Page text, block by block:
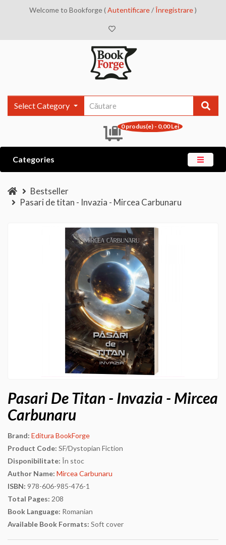
Welcome to Bookforge (Autentificare/Înregistrare)
Select Category
0 produs(e) - 0,00 Lei
Categories
Bestseller
Pasari de titan - Invazia - Mircea Carbunaru
Pasari De Titan - Invazia - Mircea
Carbunaru
Brand: Editura BookForge
Product Code: SF/Dystopian Fiction
Disponibilitate: În stoc
Author Name: Mircea Carbunaru
ISBN: 978-606-985-476-1
Total Pages: 208
Book Language: Romanian
Available Book Formats: Soft cover